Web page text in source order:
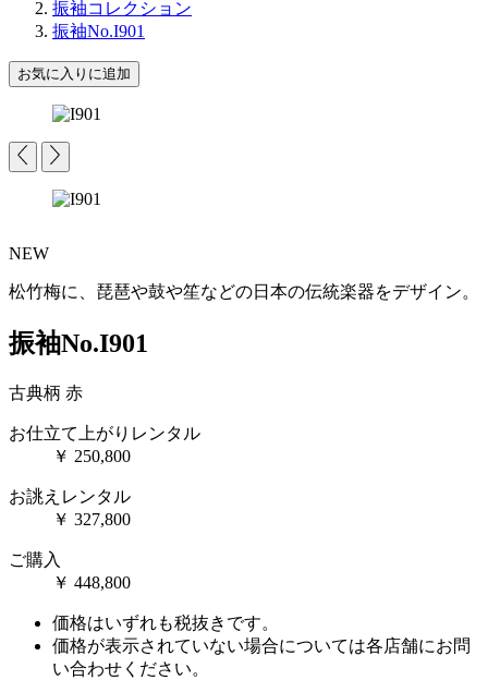
振袖コレクション
振袖No.I901
お気に入りに追加
NEW
松竹梅に、琵琶や鼓や笙などの日本の伝統楽器をデザイン。
振袖No.I901
古典柄 赤
お仕立て上がりレンタル
￥ 250,800
お誂えレンタル
￥ 327,800
ご購入
￥ 448,800
価格はいずれも税抜きです。
価格が表示されていない場合については各店舗にお問
い合わせください。